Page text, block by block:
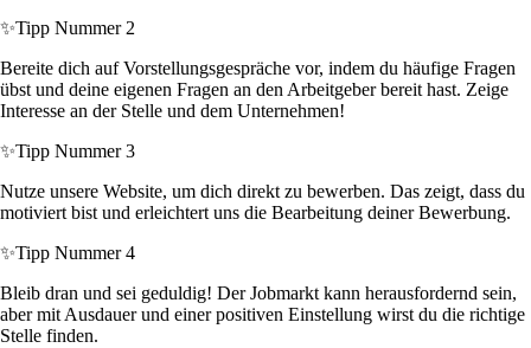
✨Tipp Nummer 2
Bereite dich auf Vorstellungsgespräche vor, indem du häufige Fragen
übst und deine eigenen Fragen an den Arbeitgeber bereit hast. Zeige
Interesse an der Stelle und dem Unternehmen!
✨Tipp Nummer 3
Nutze unsere Website, um dich direkt zu bewerben. Das zeigt, dass du
motiviert bist und erleichtert uns die Bearbeitung deiner Bewerbung.
✨Tipp Nummer 4
Bleib dran und sei geduldig! Der Jobmarkt kann herausfordernd sein,
aber mit Ausdauer und einer positiven Einstellung wirst du die richtige
Stelle finden.